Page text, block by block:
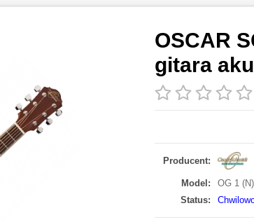
OSCAR
gitara
Producent:
Model:
OG 1 (N)
Status: